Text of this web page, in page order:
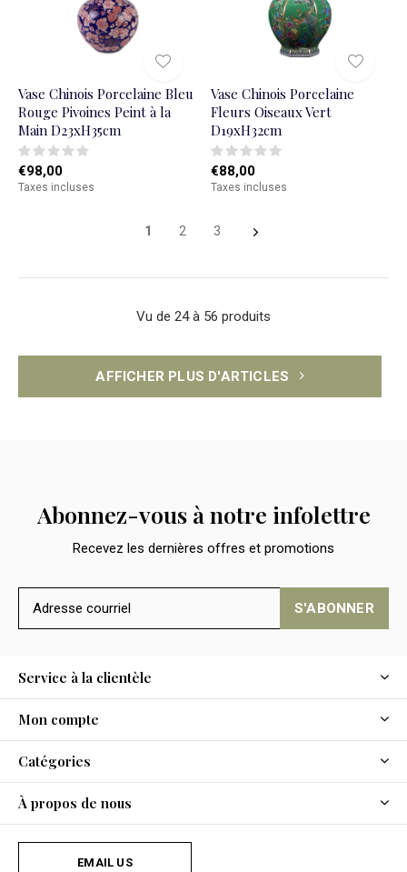
Vase Chinois Porcelaine Bleu
Rouge Pivoines Peint à la
Main D23xH35cm
€98,00
Taxes incluses
Vase Chinois Porcelaine
Fleurs Oiseaux Vert
D19xH32cm
€88,00
Taxes incluses
1 2 3
Vu de 24 à 56 produits
AFFICHER PLUS D'ARTICLES
Abonnez-vous à notre infolettre
Recevez les dernières offres et promotions
S'ABONNER
Service à la clientèle
Mon compte
Catégories
À propos de nous
EMAIL US